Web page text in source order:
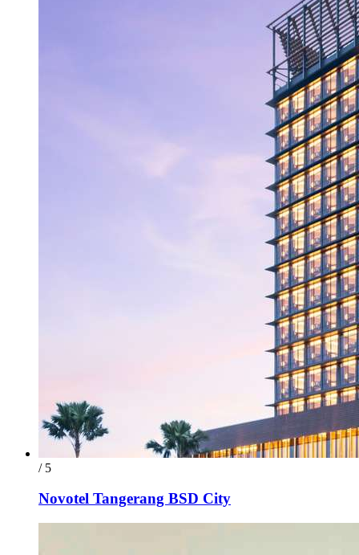
/ 5
Novotel Tangerang BSD City